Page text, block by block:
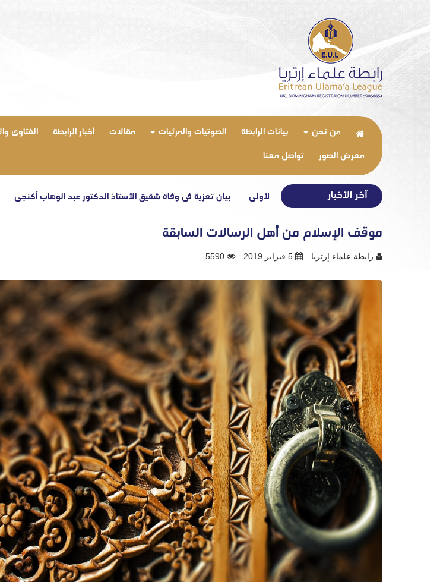
من نحن بيانات الرابطة الصوتيات والمرئيات مقالات أخبار الرابطة الفتاوى
معرض الصور
تواصل معنا
آخر الأخبار بيان تعزية في وفاة شقيق الأستاذ الدكتور عبد الوهاب أكنجي غاية
موقف الإسلام من أهل الرسالات السابقة
رابطة علماء إرتريا